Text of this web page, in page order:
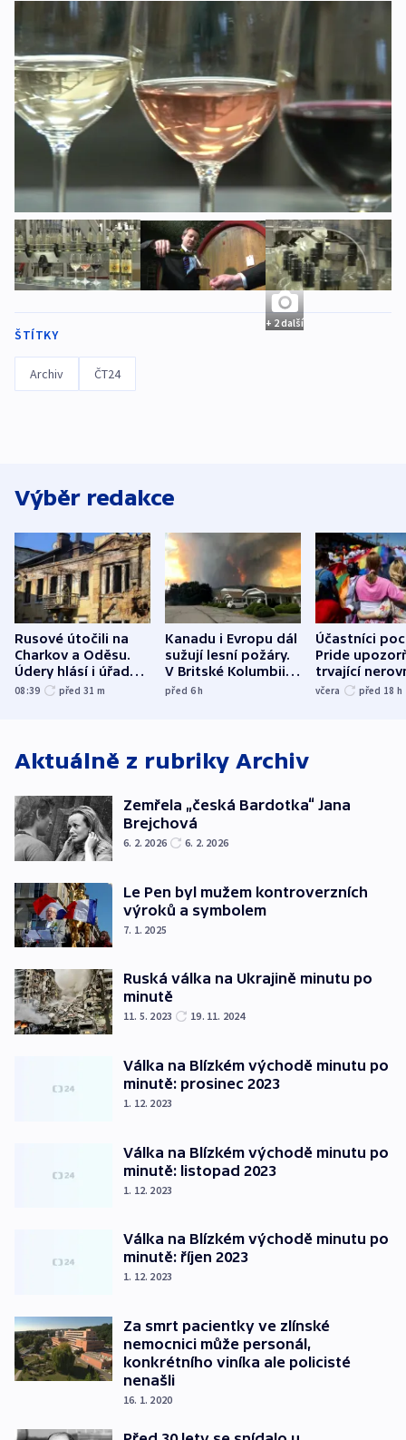
+ 2 další
ŠTÍTKY
Archiv ČT24
Výběr redakce
Rusové útočili na
Charkov a Oděsu.
Údery hlásí i úřady v
Bělgorodu
08:39 před 31 m
Kanadu i Evropu dál
sužují lesní požáry.
V Britské Kolumbii
evakuovali tisíce lidí
před 6h
Účastníci
Pride
trvající
včera před 18 h
Aktuálně z rubriky Archiv
Zemřela „česká Bardotka“ Jana
Brejchová
6. 2. 2026 6. 2. 2026
Le Pen byl mužem kontroverzních
výroků a symbolem
7. 1. 2025
Ruská válka na Ukrajině minutu po
minutě
11. 5. 2023 19. 11. 2024
Válka na Blízkém východě minutu po
minutě: prosinec 2023
1. 12. 2023
Válka na Blízkém východě minutu po
minutě: listopad 2023
1. 12. 2023
Válka na Blízkém východě minutu po
minutě: říjen 2023
1. 12. 2023
Za smrt pacientky ve zlínské
nemocnici může personál,
konkrétního viníka ale policisté
nenašli
16. 1. 2020